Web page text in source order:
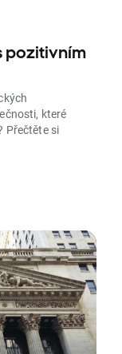
pozitivním
které
Přečtěte si